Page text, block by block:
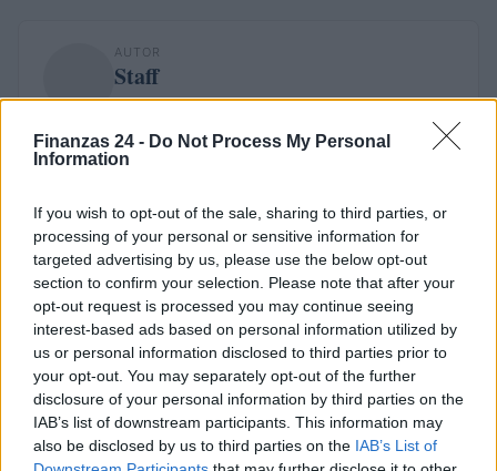
Finanzas 24 - Do Not Process My Personal
Information
If you wish to opt-out of the sale, sharing to third parties, or
processing of your personal or sensitive information for
targeted advertising by us, please use the below opt-out
section to confirm your selection. Please note that after your
opt-out request is processed you may continue seeing
interest-based ads based on personal information utilized by
us or personal information disclosed to third parties prior to
your opt-out. You may separately opt-out of the further
disclosure of your personal information by third parties on the
IAB’s list of downstream participants. This information may
also be disclosed by us to third parties on the IAB’s List of
AUTOR
Staff